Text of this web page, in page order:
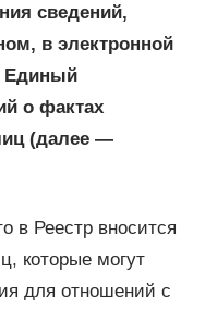
сведений,
в электронной
Единый
о фактах
(далее —
в Реестр вносится
которые могут
для отношений с